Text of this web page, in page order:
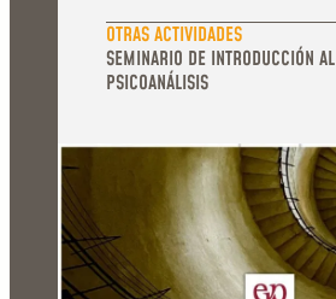
OTRAS ACTIVIDADES
SEMINARIO DE INTRODUCCIÓN AL
PSICOANÁLISIS